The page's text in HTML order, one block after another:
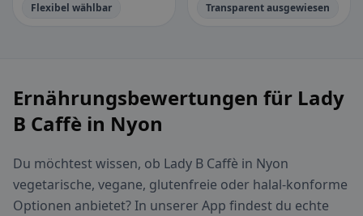
Flexibel wählbar Transparent ausgewiesen
Ernährungsbewertungen für Lady
B Caffè in Nyon
Du möchtest wissen, ob Lady B Caffè in Nyon
vegetarische, vegane, glutenfreie oder halal-konforme
Optionen anbietet? In unserer App findest du echte